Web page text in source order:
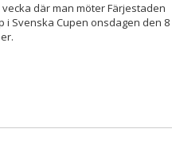
där man möter Färjestaden
Svenska Cupen onsdagen den 8